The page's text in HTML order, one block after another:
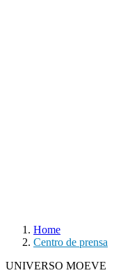
Home
Centro de prensa
UNIVERSO MOEVE